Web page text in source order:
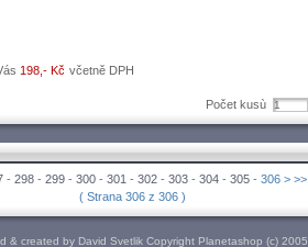
198,- Kč včetně DPH
Počet kusù
- 298 - 299 - 300 - 301 - 302 - 303 - 304 - 305 - 306 > >>
( Strana 306 z 306 )
& created by David Svetlik Copyright Planetashop (c) 2005